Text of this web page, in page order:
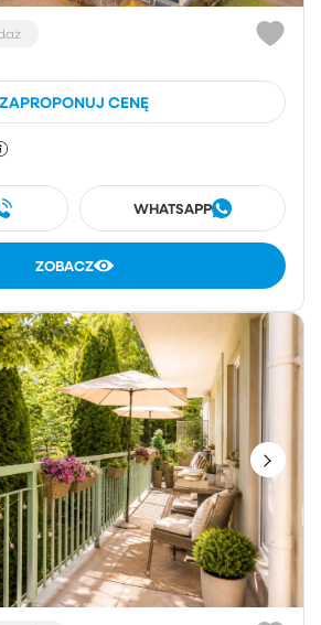
ZAPROPONUJ CENĘ
WHATSAPP
ZOBACZ